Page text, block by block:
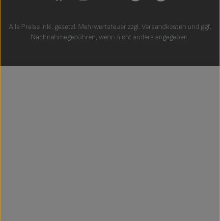
Alle Preise inkl. gesetzl. Mehrwertsteuer zzgl. Versandkosten und ggf.
Nachnahmegebühren, wenn nicht anders angegeben.